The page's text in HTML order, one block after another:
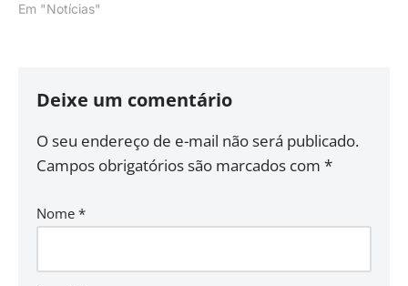
Em "Notícias"
Deixe um comentário
O seu endereço de e-mail não será publicado.
Campos obrigatórios são marcados com *
Nome *